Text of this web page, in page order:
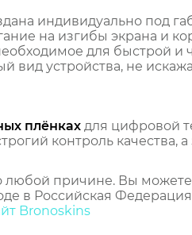
индивидуально под
на изгибы экрана и
для быстрой и
вид устройства, не
плёнках для цифровой
контроль
любой причине. Вы
в Российская
Bronoskins